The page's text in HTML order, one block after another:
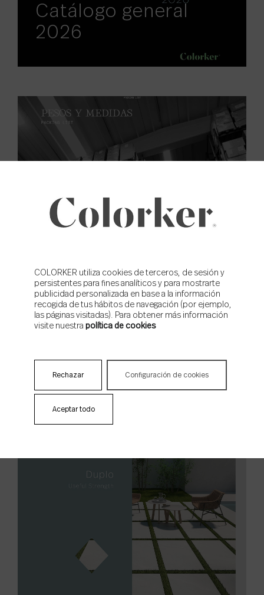
Catálogo general
2026
Packing
COLORKER utiliza cookies de terceros, de sesión y
persistentes para fines analíticos y para mostrarte
publicidad personalizada en base a la información
recogida de tus hábitos de navegación (por ejemplo,
las páginas visitadas). Para obtener más información
visite nuestra política de cookies
Aceptar todo
Rechazar Configuración de cookies